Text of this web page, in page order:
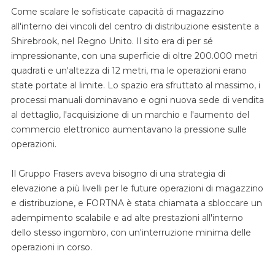
Come scalare le sofisticate capacità di magazzino
all'interno dei vincoli del centro di distribuzione esistente a
Shirebrook, nel Regno Unito. Il sito era di per sé
impressionante, con una superficie di oltre 200.000 metri
quadrati e un'altezza di 12 metri, ma le operazioni erano
state portate al limite. Lo spazio era sfruttato al massimo, i
processi manuali dominavano e ogni nuova sede di vendita
al dettaglio, l'acquisizione di un marchio e l'aumento del
commercio elettronico aumentavano la pressione sulle
operazioni.
Il Gruppo Frasers aveva bisogno di una strategia di
elevazione a più livelli per le future operazioni di magazzino
e distribuzione, e FORTNA è stata chiamata a sbloccare un
adempimento scalabile e ad alte prestazioni all'interno
dello stesso ingombro, con un'interruzione minima delle
operazioni in corso.